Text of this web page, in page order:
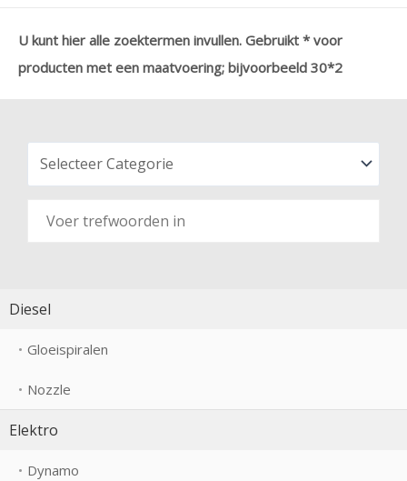
U kunt hier alle zoektermen invullen. Gebruikt * voor
producten met een maatvoering; bijvoorbeeld 30*2
Diesel
Gloeispiralen
Nozzle
Elektro
Dynamo